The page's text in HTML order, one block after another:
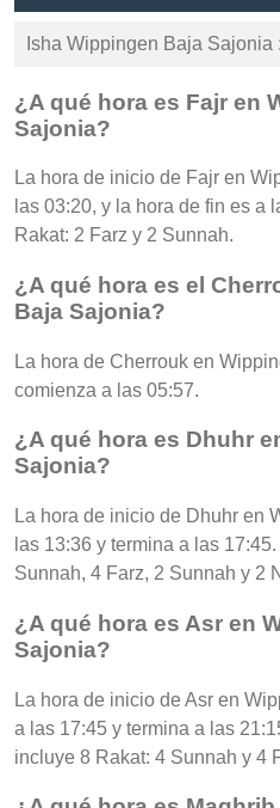
Isha Wippingen Baja Sajonia
¿A qué hora es Fajr en
Sajonia?
La hora de inicio de Fajr en
las 03:20, y la hora de fin es a
Rakat: 2 Farz y 2 Sunnah.
¿A qué hora es el
Baja Sajonia?
La hora de Cherrouk en
comienza a las 05:57.
¿A qué hora es Dhuhr
Sajonia?
La hora de inicio de Dhuhr en
las 13:36 y termina a las
Sunnah, 4 Farz, 2 Sunnah y 2
¿A qué hora es Asr en
Sajonia?
La hora de inicio de Asr en
a las 17:45 y termina a las
incluye 8 Rakat: 4 Sunnah y 4